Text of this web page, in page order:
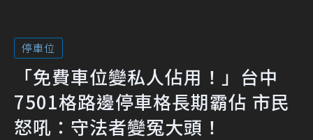
停車位
「免費車位變私人佔用！」台中
7501格路邊停車格長期霸佔 市民
怒吼：守法者變冤大頭！